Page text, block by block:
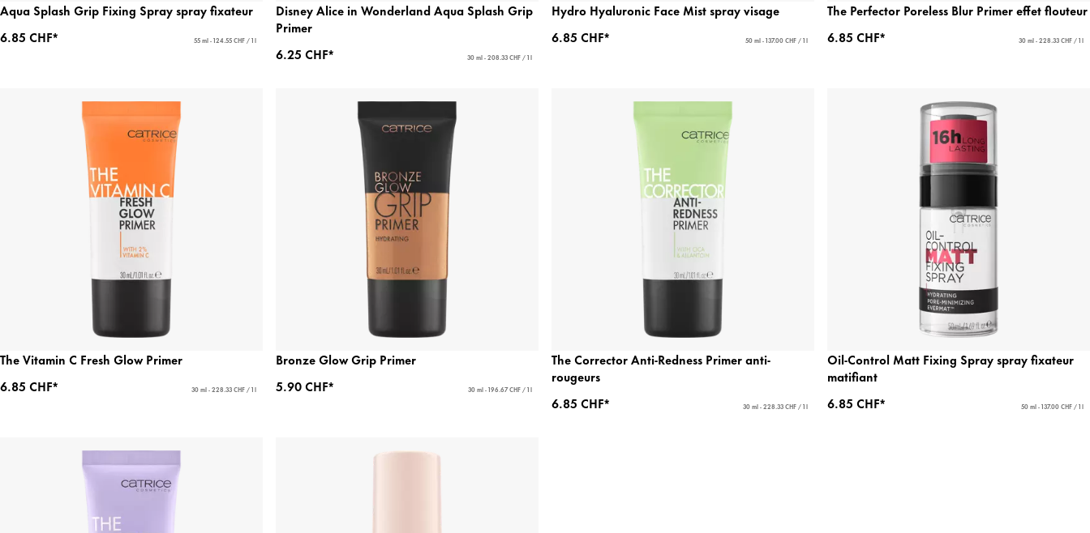
Aqua Splash Grip Fixing Spray spray fixateur
6.85 CHF*
55 ml - 124.55 CHF / 1 l
Disney Alice in Wonderland Aqua Splash Grip
Primer
6.25 CHF*
30 ml - 208.33 CHF / 1 l
Hydro Hyaluronic Face Mist spray visage
6.85 CHF*
50 ml - 137.00 CHF / 1 l
The Perfector Poreless Blur Primer effet flouteur
6.85 CHF*
30 ml - 228.33 CHF / 1 l
The Vitamin C Fresh Glow Primer
6.85 CHF*
30 ml - 228.33 CHF / 1 l
Bronze Glow Grip Primer
5.90 CHF*
30 ml - 196.67 CHF / 1 l
The Corrector Anti-Redness Primer anti-
rougeurs
6.85 CHF*
30 ml - 228.33 CHF / 1 l
Oil-Control Matt Fixing Spray spray fixateur
matifiant
6.85 CHF*
50 ml - 137.00 CHF / 1 l